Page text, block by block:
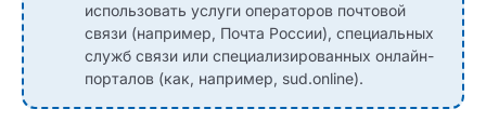
использовать услуги операторов почтовой
связи (например, Почта России), специальных
служб связи или специализированных онлайн-
порталов (как, например, sud.online).